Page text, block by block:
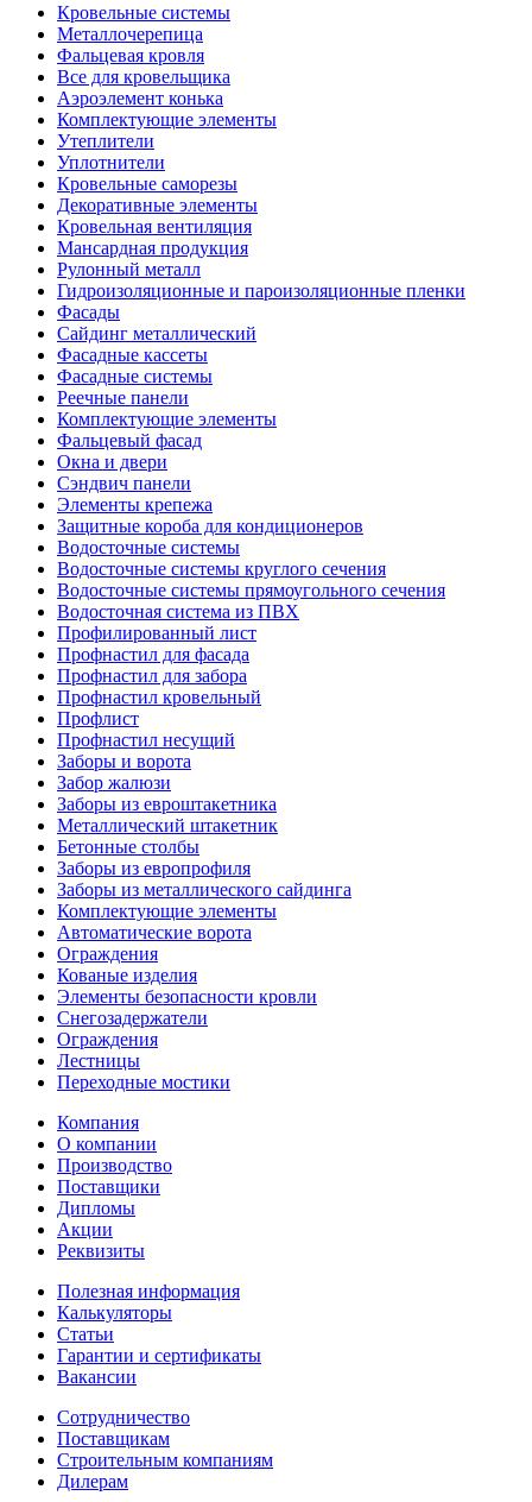
Кровельные системы
Металлочерепица
Фальцевая кровля
Все для кровельщика
Аэроэлемент конька
Комплектующие элементы
Утеплители
Уплотнители
Кровельные саморезы
Декоративные элементы
Кровельная вентиляция
Мансардная продукция
Рулонный металл
Гидроизоляционные и пароизоляционные пленки
Фасады
Сайдинг металлический
Фасадные кассеты
Фасадные системы
Реечные панели
Комплектующие элементы
Фальцевый фасад
Окна и двери
Сэндвич панели
Элементы крепежа
Защитные короба для кондиционеров
Водосточные системы
Водосточные системы круглого сечения
Водосточные системы прямоугольного сечения
Водосточная система из ПВХ
Профилированный лист
Профнастил для фасада
Профнастил для забора
Профнастил кровельный
Профлист
Профнастил несущий
Заборы и ворота
Забор жалюзи
Заборы из евроштакетника
Металлический штакетник
Бетонные столбы
Заборы из европрофиля
Заборы из металлического сайдинга
Комплектующие элементы
Автоматические ворота
Ограждения
Кованые изделия
Элементы безопасности кровли
Снегозадержатели
Ограждения
Лестницы
Переходные мостики
Компания
О компании
Производство
Поставщики
Дипломы
Акции
Реквизиты
Полезная информация
Калькуляторы
Статьи
Гарантии и сертификаты
Вакансии
Сотрудничество
Поставщикам
Строительным компаниям
Дилерам